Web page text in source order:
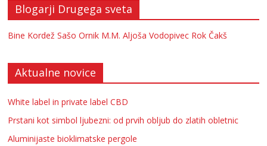
Blogarji Drugega sveta
Bine Kordež Sašo Ornik M.M. Aljoša Vodopivec Rok Čakš
Aktualne novice
White label in private label CBD
Prstani kot simbol ljubezni: od prvih obljub do zlatih obletnic
Aluminijaste bioklimatske pergole